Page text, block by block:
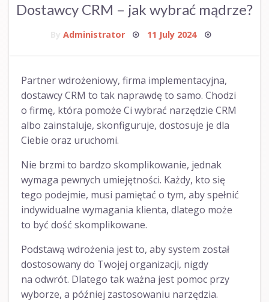
Dostawcy CRM – jak wybrać mądrze?
Administrator Posted
11 July 2024
Partner wdrożeniowy, firma implementacyjna,
dostawcy CRM to tak naprawdę to samo. Chodzi
o firmę, która pomoże Ci wybrać narzędzie CRM
albo zainstaluje, skonfiguruje, dostosuje je dla
Ciebie oraz uruchomi.
Nie brzmi to bardzo skomplikowanie, jednak
wymaga pewnych umiejętności. Każdy, kto się
tego podejmie, musi pamiętać o tym, aby spełnić
indywidualne wymagania klienta, dlatego może
to być dość skomplikowane.
Podstawą wdrożenia jest to, aby system został
dostosowany do Twojej organizacji, nigdy
na odwrót. Dlatego tak ważna jest pomoc przy
wyborze, a później zastosowaniu narzędzia.